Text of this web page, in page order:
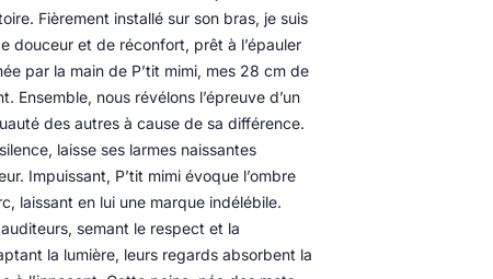
Fièrement installé sur son bras, je suis
douceur et de réconfort, prêt à l’épauler
par la main de P’tit mimi, mes 28 cm de
Ensemble, nous révélons l’épreuve d’un
des autres à cause de sa différence.
laisse ses larmes naissantes
Impuissant, P’tit mimi évoque l’ombre
laissant en lui une marque indélébile.
semant le respect et la
la lumière, leurs regards absorbent la